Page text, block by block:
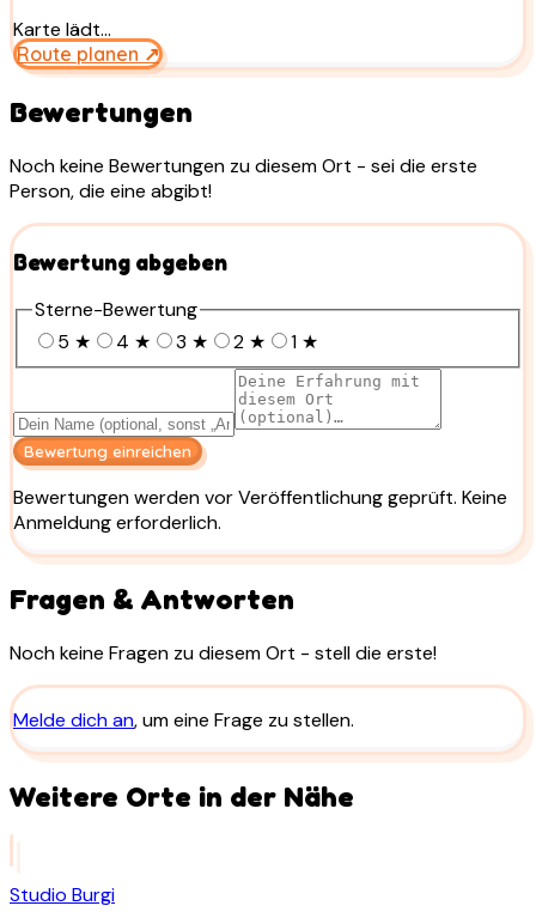
Karte lädt…
Route planen ↗
Bewertungen
Noch keine Bewertungen zu diesem Ort - sei die erste
Person, die eine abgibt!
Bewertung abgeben
Sterne-Bewertung
5 ★ 4 ★ 3 ★ 2 ★ 1 ★
Bewertung einreichen
Bewertungen werden vor Veröffentlichung geprüft. Keine
Anmeldung erforderlich.
Fragen & Antworten
Noch keine Fragen zu diesem Ort - stell die erste!
Melde dich an, um eine Frage zu stellen.
Weitere Orte in der Nähe
Studio Burgi